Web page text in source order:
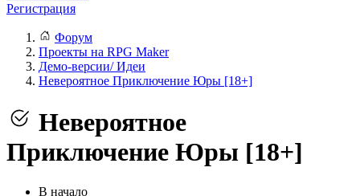
Регистрация
Форум
Проекты на RPG Maker
Демо-версии/ Идеи
Невероятное Приключение Юры [18+]
Невероятное
Приключение Юры [18+]
В начало